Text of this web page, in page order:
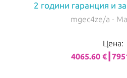
2 години гаранция и
mgec4ze/a -
Цена:
4065.60